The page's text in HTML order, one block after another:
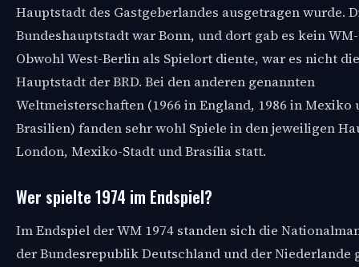
Hauptstadt des Gastgeberlandes ausgetragen wurde.
Bundeshauptstadt war Bonn, und dort gab es kein
Obwohl West-Berlin als Spielort diente, war es nicht
Hauptstadt der BRD. Bei den anderen genannten
Weltmeisterschaften (1966 in England, 1986 in Mexiko
Brasilien) fanden sehr wohl Spiele in den jeweiligen
London, Mexiko-Stadt und Brasília statt.
Wer spielte 1974 im Endspiel?
Im Endspiel der WM 1974 standen sich die
der Bundesrepublik Deutschland und der Niederlande